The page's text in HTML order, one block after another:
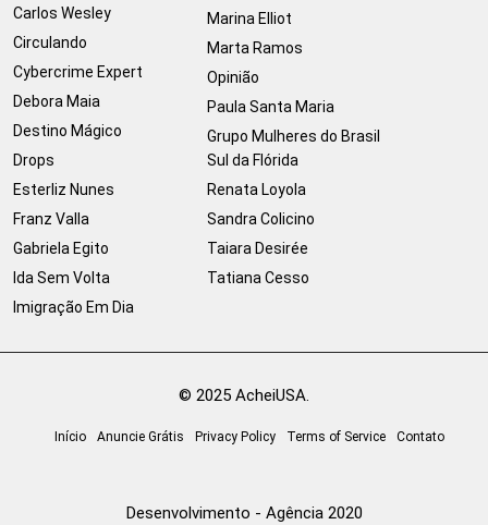
Carlos Wesley
Circulando
Cybercrime Expert
Debora Maia
Destino Mágico
Drops
Esterliz Nunes
Franz Valla
Gabriela Egito
Ida Sem Volta
Imigração Em Dia
Marina Elliot
Marta Ramos
Opinião
Paula Santa Maria
Grupo Mulheres do Brasil
Sul da Flórida
Renata Loyola
Sandra Colicino
Taiara Desirée
Tatiana Cesso
© 2025 AcheiUSA.
Início Anuncie Grátis Privacy Policy Terms of Service Contato
Desenvolvimento - Agência 2020